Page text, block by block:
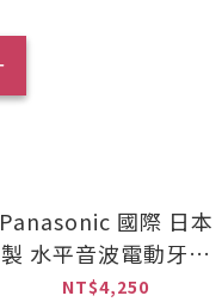
Panasonic 國際 日本
製 水平音波電動牙刷
(EW-DA48-A)
NT$4,250